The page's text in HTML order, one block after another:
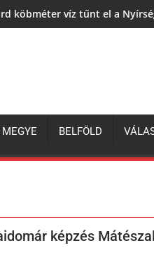
köbméter víz tűnt el a
BELFÖLD
képzés